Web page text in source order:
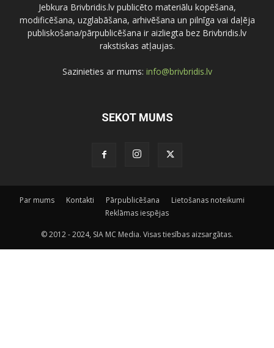
Jebkura Brivbridis.lv publicēto materiālu kopēšana,
modificēšana, uzglabāšana, arhivēšana un pilnīga vai daļēja
publiskošana/pārpublicēšana ir aizliegta bez Brivbridis.lv
rakstiskas atļaujas.
Sazinieties ar mums: info@brivbridis.lv
SEKOT MUMS
Par mums Kontakti Pārpublicēšana
Lietošanas noteikumi
Reklāmas iespējas
© 2012 - 2024, SIA MC Media. Visas tiesības aizsargātas.